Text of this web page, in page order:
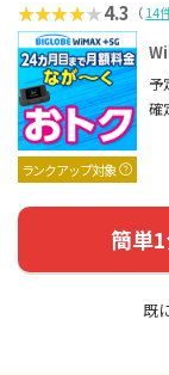
4.3 （14
ランクアップ対象
予
確
簡単
既